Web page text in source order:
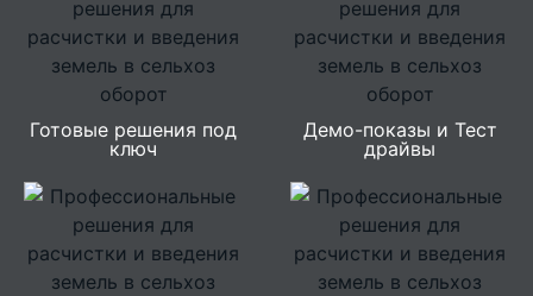
Готовые решения под
ключ
Демо-показы и Тест
драйвы